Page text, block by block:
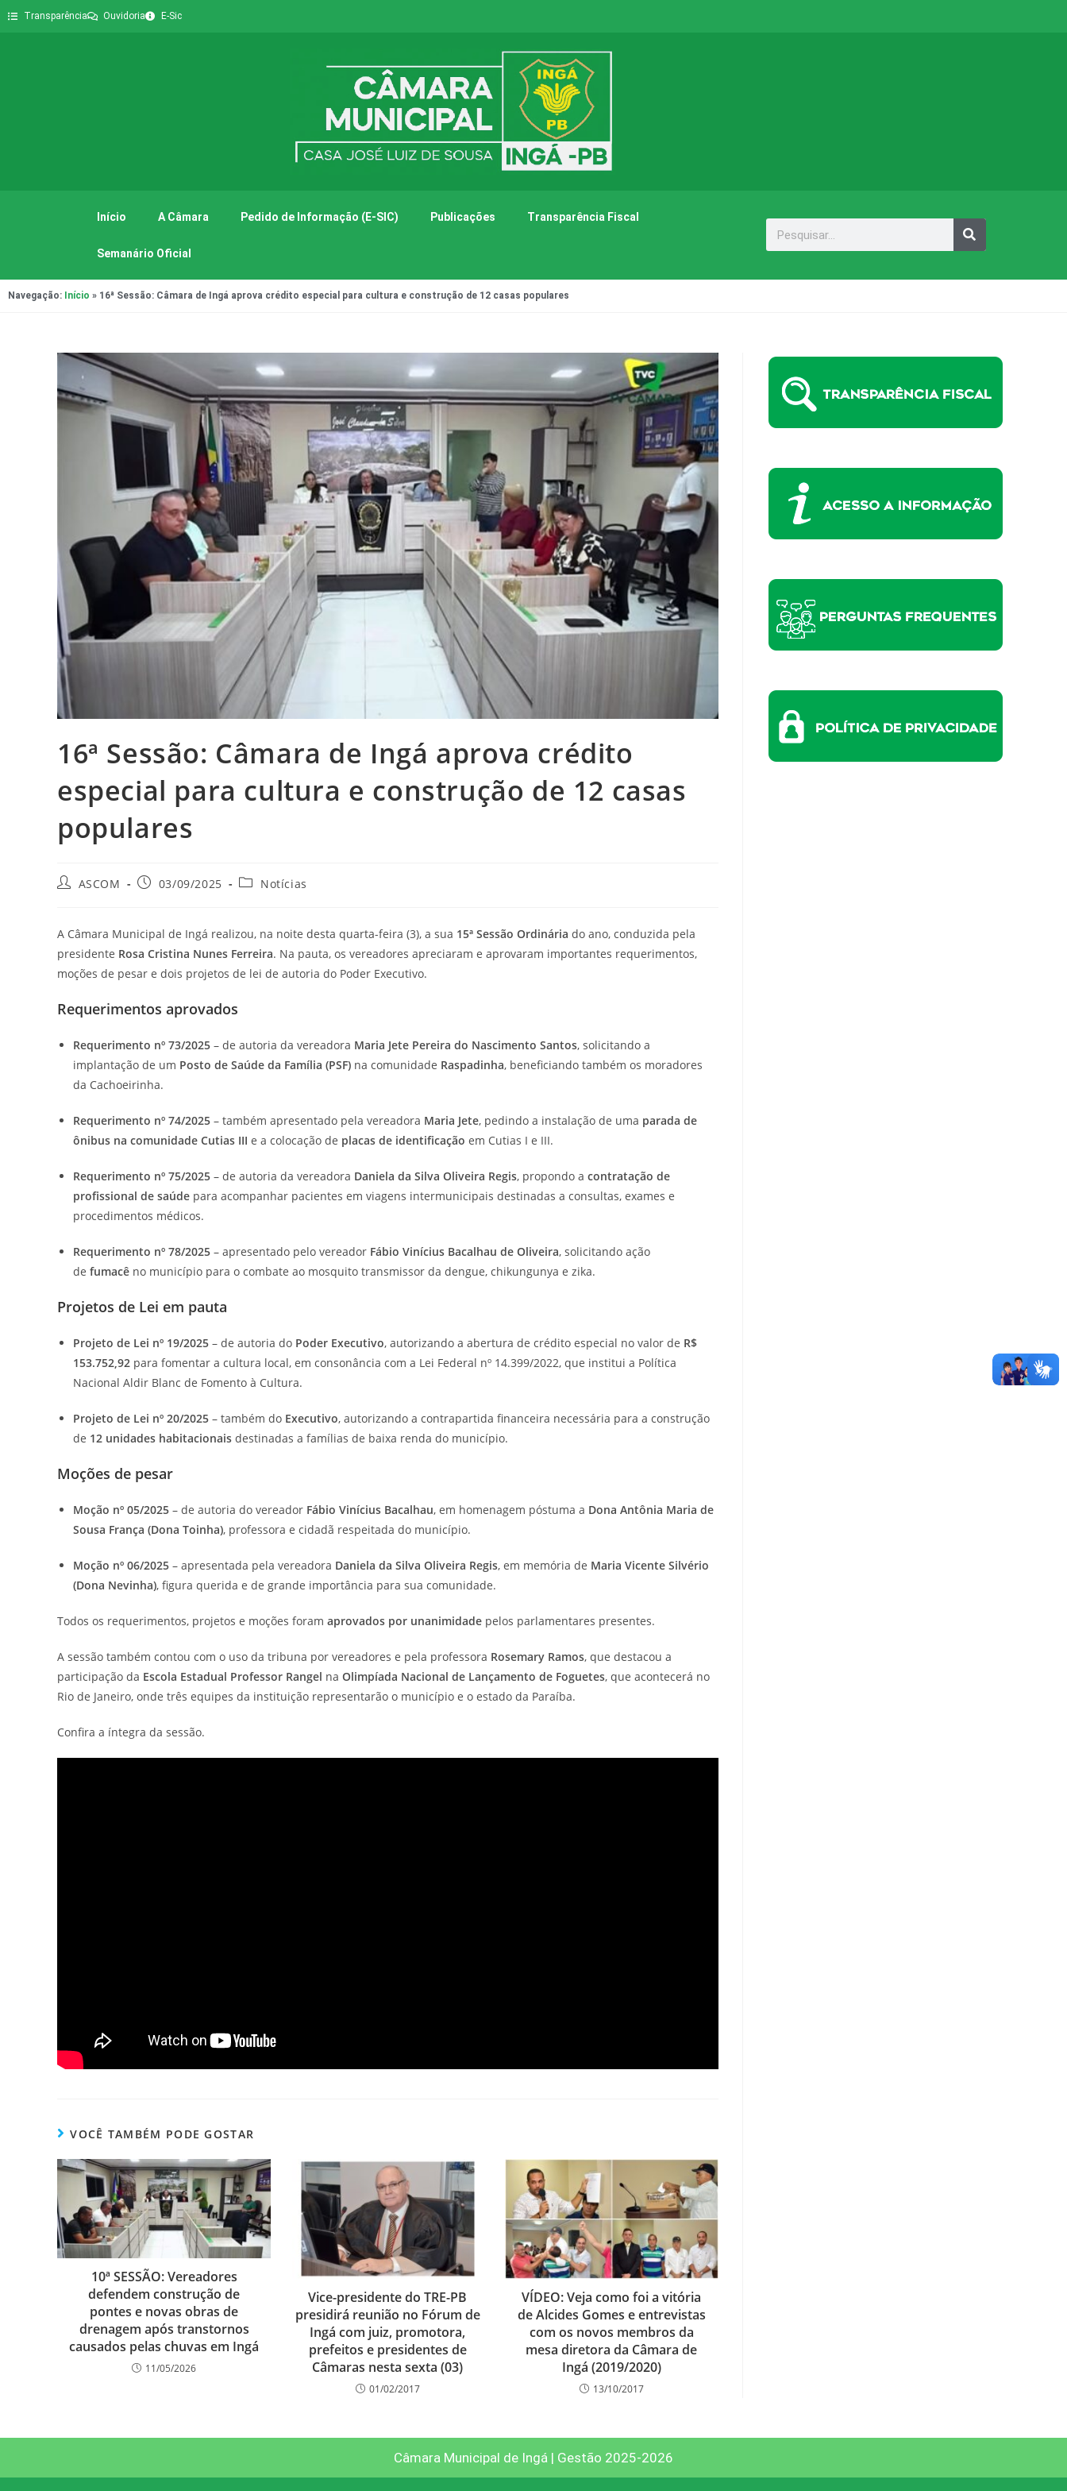
Transparência Ouvidoria E-Sic
Início A Câmara Pedido de Informação (E-SIC) Publicações Transparência Fiscal
Semanário Oficial
Navegação: Início » 16ª Sessão: Câmara de Ingá aprova crédito especial para cultura e construção de 12 casas populares
16ª Sessão: Câmara de Ingá aprova crédito
especial para cultura e construção de 12 casas
populares
ASCOM 03/09/2025 Notícias
A Câmara Municipal de Ingá realizou, na noite desta quarta-feira (3), a sua 15ª Sessão Ordinária do ano, conduzida pela
presidente Rosa Cristina Nunes Ferreira. Na pauta, os vereadores apreciaram e aprovaram importantes requerimentos,
moções de pesar e dois projetos de lei de autoria do Poder Executivo.
Requerimentos aprovados
Requerimento nº 73/2025 – de autoria da vereadora Maria Jete Pereira do Nascimento Santos, solicitando a
implantação de um Posto de Saúde da Família (PSF) na comunidade Raspadinha, beneficiando também os moradores
da Cachoeirinha.
Requerimento nº 74/2025 – também apresentado pela vereadora Maria Jete, pedindo a instalação de uma parada de
ônibus na comunidade Cutias III e a colocação de placas de identificação em Cutias I e III.
Requerimento nº 75/2025 – de autoria da vereadora Daniela da Silva Oliveira Regis, propondo a contratação de
profissional de saúde para acompanhar pacientes em viagens intermunicipais destinadas a consultas, exames e
procedimentos médicos.
Requerimento nº 78/2025 – apresentado pelo vereador Fábio Vinícius Bacalhau de Oliveira, solicitando ação
de fumacê no município para o combate ao mosquito transmissor da dengue, chikungunya e zika.
Projetos de Lei em pauta
Projeto de Lei nº 19/2025 – de autoria do Poder Executivo, autorizando a abertura de crédito especial no valor de R$
153.752,92 para fomentar a cultura local, em consonância com a Lei Federal nº 14.399/2022, que institui a Política
Nacional Aldir Blanc de Fomento à Cultura.
Projeto de Lei nº 20/2025 – também do Executivo, autorizando a contrapartida financeira necessária para a construção
de 12 unidades habitacionais destinadas a famílias de baixa renda do município.
Moções de pesar
Moção nº 05/2025 – de autoria do vereador Fábio Vinícius Bacalhau, em homenagem póstuma a Dona Antônia Maria de
Sousa França (Dona Toinha), professora e cidadã respeitada do município.
Moção nº 06/2025 – apresentada pela vereadora Daniela da Silva Oliveira Regis, em memória de Maria Vicente Silvério
(Dona Nevinha), figura querida e de grande importância para sua comunidade.
Todos os requerimentos, projetos e moções foram aprovados por unanimidade pelos parlamentares presentes.
A sessão também contou com o uso da tribuna por vereadores e pela professora Rosemary Ramos, que destacou a
participação da Escola Estadual Professor Rangel na Olimpíada Nacional de Lançamento de Foguetes, que acontecerá no
Rio de Janeiro, onde três equipes da instituição representarão o município e o estado da Paraíba.
Confira a íntegra da sessão.
VOCÊ TAMBÉM PODE GOSTAR
10ª SESSÃO: Vereadores
defendem construção de
pontes e novas obras de
drenagem após transtornos
causados pelas chuvas em Ingá
11/05/2026
Vice-presidente do TRE-PB
presidirá reunião no Fórum de
Ingá com juiz, promotora,
prefeitos e presidentes de
Câmaras nesta sexta (03)
01/02/2017
VÍDEO: Veja como foi a vitória
de Alcides Gomes e entrevistas
com os novos membros da
mesa diretora da Câmara de
Ingá (2019/2020)
13/10/2017
Câmara Municipal de Ingá | Gestão 2025-2026